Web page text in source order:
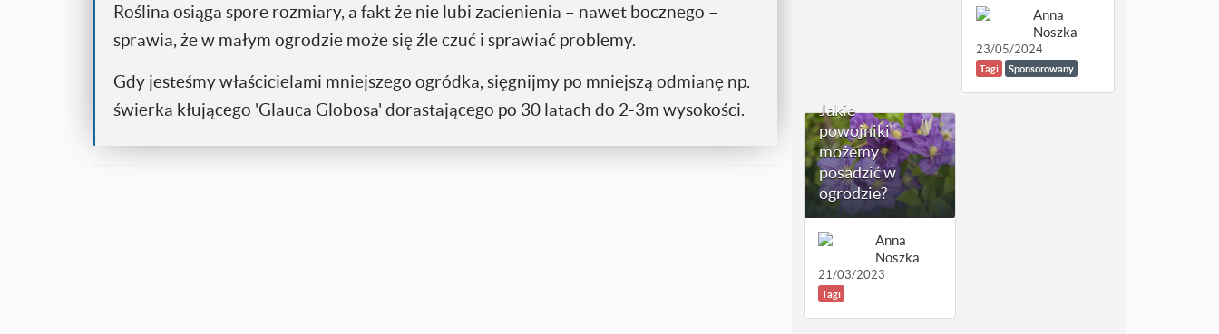
Roślina osiąga spore rozmiary, a fakt że nie lubi zacienienia – nawet bocznego –
sprawia, że w małym ogrodzie może się źle czuć i sprawiać problemy.
Gdy jesteśmy właścicielami mniejszego ogródka, sięgnijmy po mniejszą odmianę np.
świerka kłującego 'Glauca Globosa' dorastającego po 30 latach do 2-3m wysokości.
Anna
Noszka
23/05/2024
Tagi Sponsorowany
Jakie
powojniki
możemy
posadzić w
ogrodzie?
Anna
Noszka
21/03/2023
Tagi